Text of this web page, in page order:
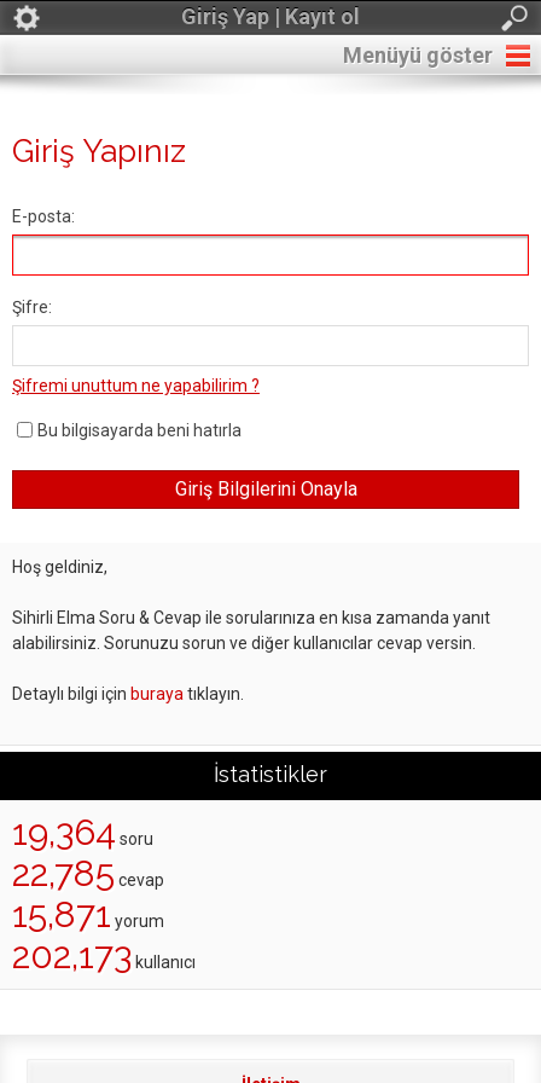
Giriş Yap | Kayıt ol
Menüyü göster
Giriş Yapınız
E-posta:
Şifre:
Şifremi unuttum ne yapabilirim ?
Bu bilgisayarda beni hatırla
Hoş geldiniz,
Sihirli Elma Soru & Cevap ile sorularınıza en kısa zamanda yanıt
alabilirsiniz. Sorunuzu sorun ve diğer kullanıcılar cevap versin.
Detaylı bilgi için buraya tıklayın.
İstatistikler
19,364 soru
22,785 cevap
15,871 yorum
202,173 kullanıcı